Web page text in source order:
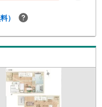
。■アイマのサポートア
提携/最長50年の返済プ
ご自宅・最寄り駅ま
るだけ」「ローン相談
が難しいと言われた
相談ください
）